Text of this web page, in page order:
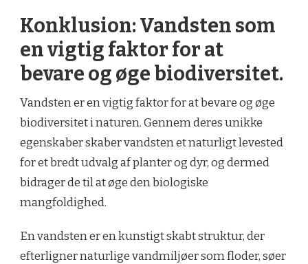
Konklusion: Vandsten som
en vigtig faktor for at
bevare og øge biodiversitet.
Vandsten er en vigtig faktor for at bevare og øge
biodiversitet i naturen. Gennem deres unikke
egenskaber skaber vandsten et naturligt levested
for et bredt udvalg af planter og dyr, og dermed
bidrager de til at øge den biologiske
mangfoldighed.
En vandsten er en kunstigt skabt struktur, der
efterligner naturlige vandmiljøer som floder, søer